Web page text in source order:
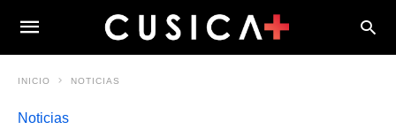
INICIO NOTICIAS
Noticias